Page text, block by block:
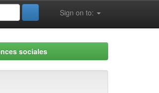
Sign on to:
sociales